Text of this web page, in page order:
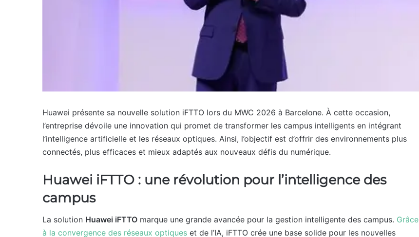
Huawei présente sa nouvelle solution iFTTO lors du MWC 2026 à Barcelone. À cette occasion,
l’entreprise dévoile une innovation qui promet de transformer les campus intelligents en intégrant
l’intelligence artificielle et les réseaux optiques. Ainsi, l’objectif est d’offrir des environnements plus
connectés, plus efficaces et mieux adaptés aux nouveaux défis du numérique.
Huawei iFTTO : une révolution pour l’intelligence des
campus
La solution Huawei iFTTO marque une grande avancée pour la gestion intelligente des campus. Grâce
à la convergence des réseaux optiques et de l’IA, iFTTO crée une base solide pour les nouvelles